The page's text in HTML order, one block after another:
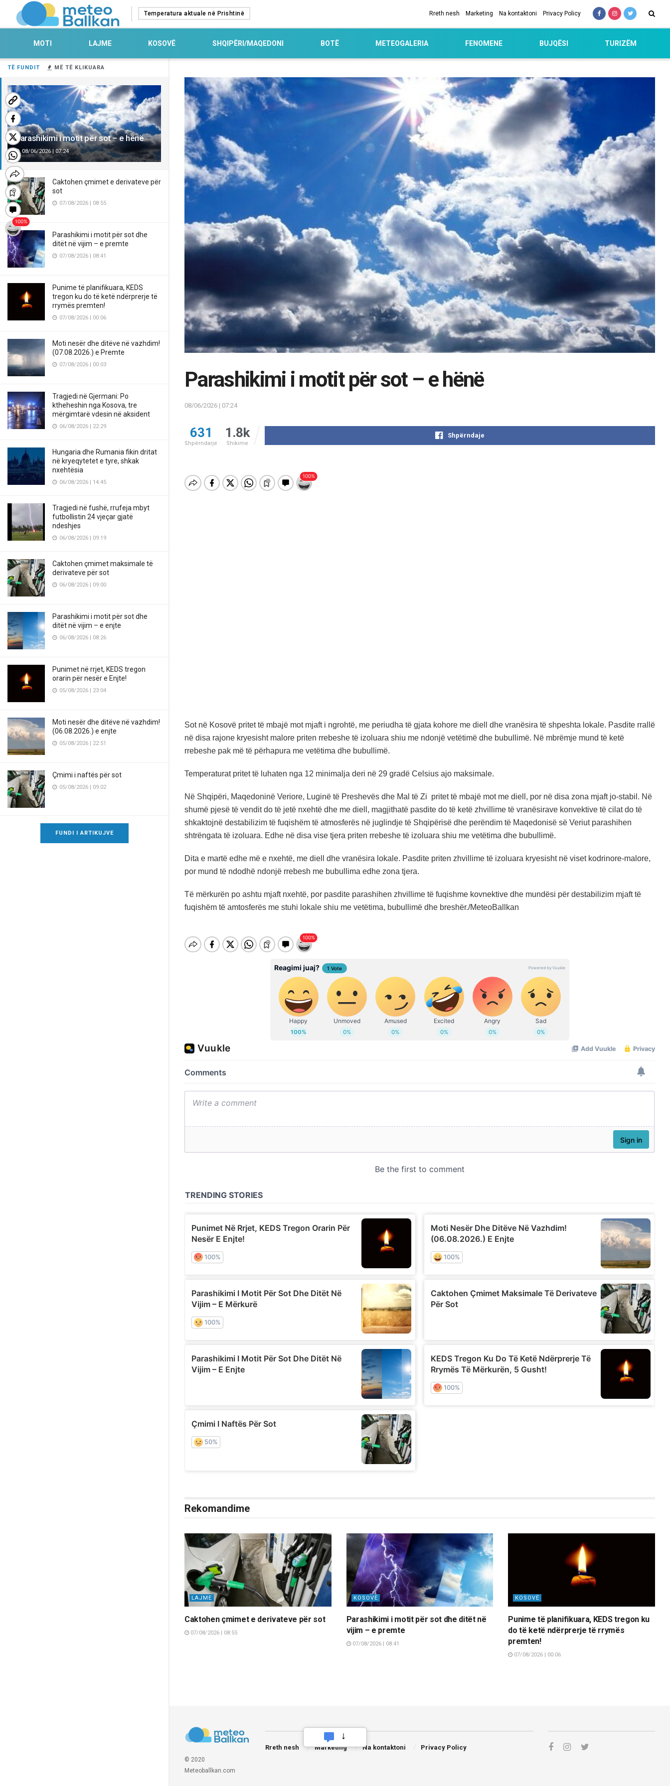
TË FUNDIT MË TË KLIKUARA
Parashikimi i motit për sot – e hënë
08/06/2026 | 07:24
Caktohen çmimet e derivateve për
sot
07/08/2026 | 08:55
Parashikimi i motit për sot dhe
ditët në vijim – e premte
07/08/2026 | 08:41
Punime të planifikuara, KEDS
tregon ku do të ketë ndërprerje të
rrymës premten!
07/08/2026 | 00:06
Moti nesër dhe ditëve në vazhdim!
(07.08.2026.) e Premte
07/08/2026 | 00:03
Tragjedi në Gjermani: Po
ktheheshin nga Kosova, tre
mërgimtarë vdesin në aksident
06/08/2026 | 22:29
Hungaria dhe Rumania fikin dritat
në kryeqytetet e tyre, shkak
nxehtësia
06/08/2026 | 14:45
Tragjedi në fushë, rrufeja mbyt
futbollistin 24 vjeçar gjatë
ndeshjes
06/08/2026 | 09:19
Caktohen çmimet maksimale të
derivateve për sot
06/08/2026 | 09:00
Parashikimi i motit për sot dhe
ditët në vijim – e enjte
06/08/2026 | 08:26
Punimet në rrjet, KEDS tregon
orarin për nesër e Enjte!
05/08/2026 | 23:04
Moti nesër dhe ditëve në vazhdim!
(06.08.2026.) e enjte
05/08/2026 | 22:51
Çmimi i naftës për sot
05/08/2026 | 09:02
FUNDI I ARTIKUJVE
Temperatura aktuale në Prishtinë Rreth nesh Marketing Na kontaktoni Privacy Policy
MOTI LAJME KOSOVË SHQIPËRI/MAQEDONI BOTË METEOGALERIA FENOMENE BUJQËSI TURIZËM
Parashikimi i motit për sot – e hënë
08/06/2026 | 07:24
631
Shpërndarje
1.8k
Shikime
Shpërndaje
Sot në Kosovë pritet të mbajë mot mjaft i ngrohtë, me periudha të gjata kohore me diell dhe vranësira të shpeshta lokale. Pasdite rrallë
në disa rajone kryesisht malore priten rrebeshe të izoluara shiu me ndonjë vetëtimë dhe bubullimë. Në mbrëmje mund të ketë
rrebeshe pak më të përhapura me vetëtima dhe bubullimë.
Temperaturat pritet të luhaten nga 12 minimalja deri në 29 gradë Celsius ajo maksimale.
Në Shqipëri, Maqedoninë Veriore, Luginë të Preshevës dhe Mal të Zi pritet të mbajë mot me diell, por në disa zona mjaft jo-stabil. Në
shumë pjesë të vendit do të jetë nxehtë dhe me diell, magjithatë pasdite do të ketë zhvillime të vranësirave konvektive të cilat do të
shkaktojnë destabilizim të fuqishëm të atmosferës në juglindje të Shqipërisë dhe perëndim të Maqedonisë së Veriut parashihen
shtrëngata të izoluara. Edhe në disa vise tjera priten rrebeshe të izoluara shiu me vetëtima dhe bubullimë.
Dita e martë edhe më e nxehtë, me diell dhe vranësira lokale. Pasdite priten zhvillime të izoluara kryesisht në viset kodrinore-malore,
por mund të ndodhë ndonjë rrebesh me bubullima edhe zona tjera.
Të mërkurën po ashtu mjaft nxehtë, por pasdite parashihen zhvillime të fuqishme kovnektive dhe mundësi për destabilizim mjaft të
fuqishëm të amtosferës me stuhi lokale shiu me vetëtima, bubullimë dhe breshër./MeteoBallkan
Rekomandime
LAJME
Caktohen çmimet e derivateve për sot
07/08/2026 | 08:55
KOSOVË
Parashikimi i motit për sot dhe ditët në
vijim – e premte
07/08/2026 | 08:41
KOSOVË
Punime të planifikuara, KEDS tregon ku
do të ketë ndërprerje të rrymës
premten!
07/08/2026 | 00:06
© 2020
Meteoballkan.com
Rreth nesh Marketing Na kontaktoni Privacy Policy